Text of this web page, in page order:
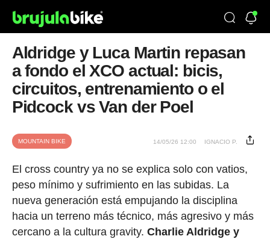
Aldridge y Luca Martin repasan
a fondo el XCO actual: bicis,
circuitos, entrenamiento o el
Pidcock vs Van der Poel
MOUNTAIN BIKE 14/05/26 12:00 IGNACIO P.
El cross country ya no se explica solo con vatios,
peso mínimo y sufrimiento en las subidas. La
nueva generación está empujando la disciplina
hacia un terreno más técnico, más agresivo y más
cercano a la cultura gravity. Charlie Aldridge y